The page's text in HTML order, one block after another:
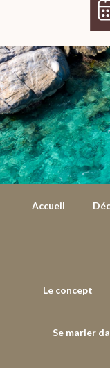
Accueil
Le concept
Se marier